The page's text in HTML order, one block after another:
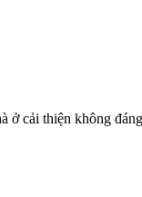
ở cải thiện không